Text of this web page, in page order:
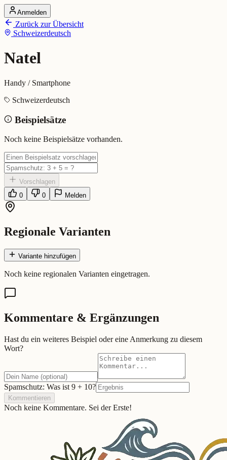
Startseite
Alle Dialekte
Dialekte vergleichen
Dialekt-Karte
Ranking
Natel (Schweizerdeutsch)
Bedeutung: Handy / Smartphone
Eingereicht von: Mundwerk Team
Anmelden
Zurück zur Übersicht
Schweizerdeutsch
Natel
Handy / Smartphone
Schweizerdeutsch
Beispielsätze
Noch keine Beispielsätze vorhanden.
Vorschlagen
0
0 Melden
Regionale Varianten
Variante hinzufügen
Noch keine regionalen Varianten eingetragen.
Kommentare & Ergänzungen
Hast du ein weiteres Beispiel oder eine Anmerkung zu diesem
Wort?
Spamschutz: Was ist 9 + 10?
Kommentieren
Noch keine Kommentare. Sei der Erste!